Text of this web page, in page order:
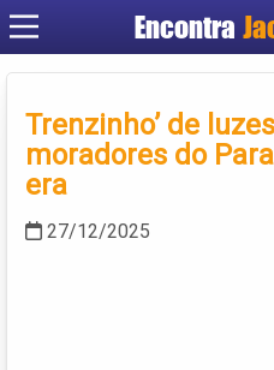
Encontra
Trenzinho’ de
moradores do
era
27/12/2025